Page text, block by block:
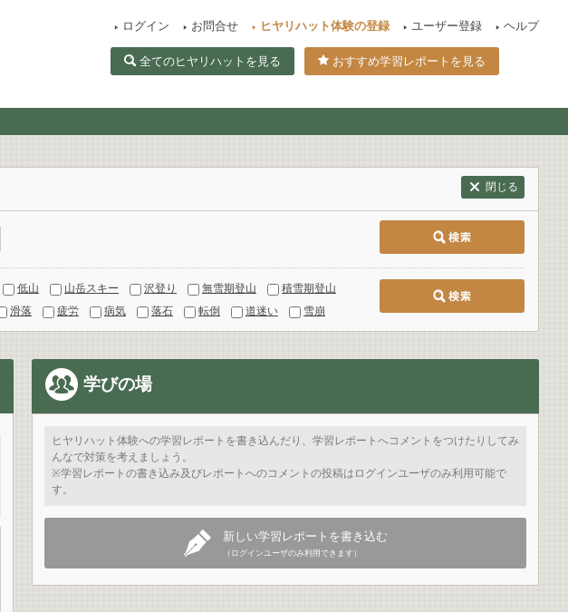
ログイン お問合せ ヒヤリハット体験の登録 ユーザー登録 ヘルプ
全てのヒヤリハットを見る おすすめ学習レポートを見る
閉じる
低山 山岳スキー 沢登り 無雪期登山
積雪期登山
滑落 疲労 病気 落石 転倒 道迷い 雪崩
学びの場
ヒヤリハット体験への学習レポートを書き込んだり、学習レポートへコメントをつけたりしてみ
んなで対策を考えましょう。
※学習レポートの書き込み及びレポートへのコメントの投稿はログインユーザのみ利用可能で
す。
新しい学習レポートを書き込む
（ログインユーザのみ利用できます）